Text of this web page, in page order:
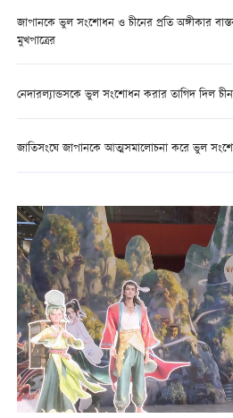
জাপানকে ভুল সংশোধন ও চীনের প্রতি অঙ্গীকার
মুখপাত্রের
নেদারল্যান্ডসকে ভুল সংশোধন করার তাগিদ দিল চীন
জাতিসংঘে জাপানকে আত্মসমালোচনা করে ভুল